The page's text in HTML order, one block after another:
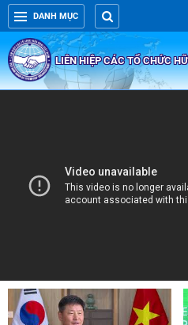
DANH MỤC
LIÊN HIỆP CÁC TỔ CHỨC